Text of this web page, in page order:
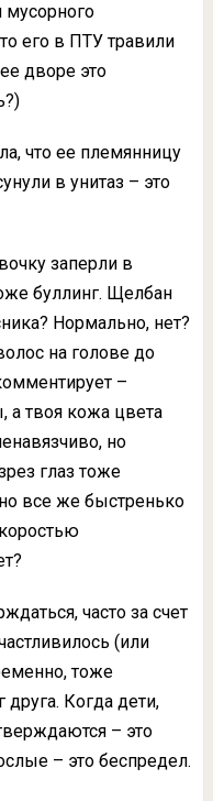
мусорного
его в ПТУ травили
дворе это
что ее племянницу
в унитаз – это
заперли в
буллинг. Щелбан
Нормально, нет?
на голове до
–
а твоя кожа цвета
но
глаз тоже
все же быстренько
часто за счет
(или
тоже
Когда дети,
– это
– это беспредел.